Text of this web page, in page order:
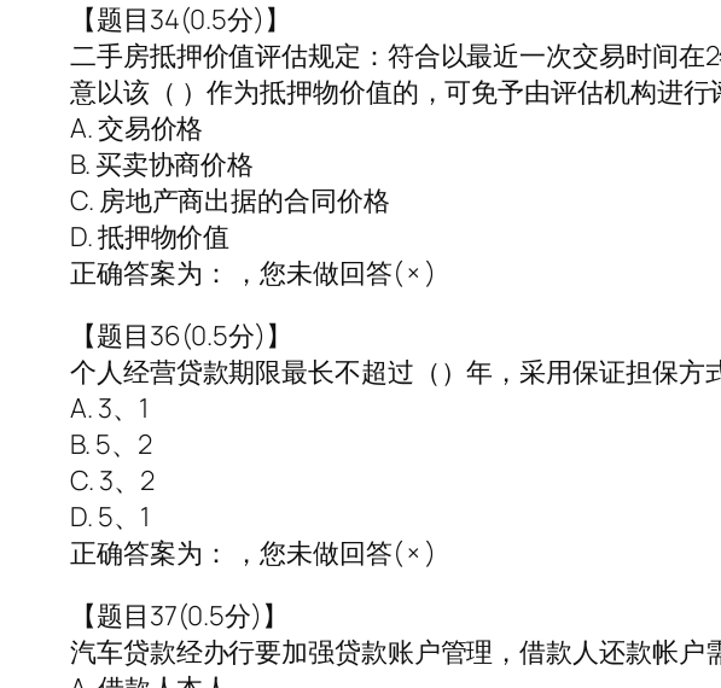
【题目34(0.5分)】
二手房抵押价值评估规定：符合以最近一次交易时间
意以该（ ）作为抵押物价值的，可免予由评估机构进行
A. 交易价格
B. 买卖协商价格
C. 房地产商出据的合同价格
D. 抵押物价值
正确答案为： ，您未做回答( × )
【题目36(0.5分)】
个人经营贷款期限最长不超过（）年，采用保证担保方
A. 3、1
B. 5、2
C. 3、2
D. 5、1
正确答案为： ，您未做回答( × )
【题目37(0.5分)】
汽车贷款经办行要加强贷款账户管理，借款人还款帐户